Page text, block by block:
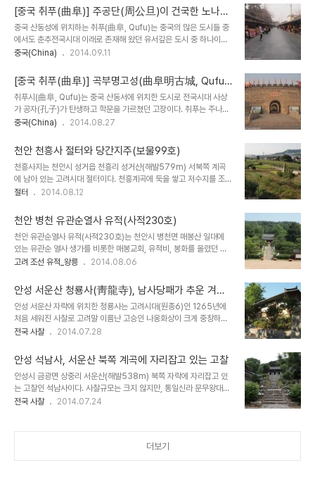
독일이 자리잡았던 지역으로 유럽도시의 기차역처럼 ..
드는 출입문이며, 그 앞에는 왕실 친인척관련 업무를 담당하는 관청인
종친부가 있었다. 일제강점기에 이곳에 현대식 병원이 들어서고 한국
전쟁이후 육군통합병원과 기무사령부가 자리잡고 있었다. 기무사령부
가 떠나간 후 2010년 착공하여 3년간의 공사끝에 2013년에 개관하
였다고 한다. 미술관 건물들은 조선의 법궁이었던 경복궁과 서울의 전
존 건물들을 리모델링한 것 같은 분위기를 주면서 전시공간에..
[중국 취푸(曲阜)] 주공단(周公旦)이 건국한 노나라
(魯國)의 도읍
중국 산동성에 위치하는 취푸(曲阜, Qufu)는 중국의 많은 도시들 중
에서도 춘추전국시대 이래로 존재해 왔던 유서깊은 도시 중 하나이다.
이 도시는 주나라 무왕이 주왕조를 열었을때 큰 공을 세웠던 무왕의 동
곳이다. 취푸는 춘추전국시대 약870년간 노나라의 수도였으며, 공자
가 이곳에 살면서 후학을 양성하였던 곳이다. 전국시대 이후에도 역대
왕조의 후원을 받아 왔기때문에 춘추전국시대 도시의 모습이 잘 남아
있다. 도시는 약12km에 이르는 성벽으로 둘러져 있으며, 성의 서남쪽
에는 궁전과 사당 등이 있는 내성(內城), 성의 동쪽은 군영, 성의 북쪽
는 에 따라 , 등의 규범이 잘 ..
중국(China) 2014.09.11
[중국 취푸(曲阜)] 곡부명고성(曲阜明古城, Qufu
Minggucheng), 명나라때 쌓은 읍성
취푸시(曲阜, Qufu)는 중국 산동서에 위치한 도시로 전국시대 사상
가 공자(孔子)가 탄생하고 학문을 가르쳤던 고장이다. 취푸는 주나라
무왕의 동생인 주공단(周公旦)이 건국한 제후국 노국(魯國)의 도읍
로 1994년 유네스코문화유산으로 등재된 공자의 사당인 공묘(孔
廟), 공자후손들의 저택이자 관아건물인 공부(公府), 공자와 후손들
의 무덤인 공림(空林)을 비롯하여 많은 유적지들이 도시내에 산재해
있다. 취푸시는 공자유적지로 역대왕조의 후원을 받아 왔으며, 송나라
이후 공자의 장손은 연성공(衍圣公) 지위를 부여받았다. 연성공은 공
고 곡부지역을 다스리는 제후의 지위였다. 취푸시는 ..
중국(China) 2014.08.27
천안 천흥사 절터와 당간지주(보물99호)
천흥사지는 천안시 성거읍 천흥리 성거산(해발579m) 서북쪽 계곡
에 남아 있는 고려시대 절터이다. 천흥계곡에 둑을 쌓고 저수지를 조성
하면서 절터의 흔적은 거의 남아 있지 않다. 천흥리 마을 입구에 남아
석탑(보물354호)이 이곳에 절터였음을 말해주고 있다. 천흥사 창건
과 내력에 대한 기록은 남아 있지 않지만, 중앙박물관에서 소장.전시중
인 천흥사지 동종(국보280호)에 고려 현종 원년(1010)에 주조한 천
흥사 종이라는 글이 남아 있다. 기록에는 없지만 당간지주나 오층석탑
의 형태 등으로 볼 때 고려가 건국되었던 시기에 중요한 역할을 했던
없지만 사찰입구에 세웠던 당간지주와 ..
절터 2014.08.12
천안 병천 유관순열사 유적(사적230호)
천안 유관순열사 유적(사적230호)는 천안시 병천면 매봉산 일대에
있는 유관순 열사 생가를 비롯한 매봉교회, 유적비, 봉화를 올렸던 봉
화터 등이 있다. 매봉산은 아우내 장터가 있는 병천면 소재지에서 동쪽
의 생가터와 매봉교회가 있고, 정상에는 3.1만세운동 당시 봉화를 올
렸던 봉화대터가 있다. 천안시 병천면 일대에는 삼일만세운동이 일어
났던 아우내장터를 비롯하여, 유관순열사 유적지, 1980년대에 세워
진 독립기념관, 해방 이후 정치에 큰 역할을 했던 유석 조병옥 생가터
가 있어 일제강점기 독립운동의 발자취를 살펴볼 수 있는 여행지로 많
시 병천면 탑원리 이곳은 기미년 독립운..
고려 조선 유적_왕릉 2014.08.06
안성 서운산 청룡사(靑龍寺), 남사당패가 추운 겨울
을 보냈던 곳
안성 서운산 자락에 위치한 청룡사는 고려시대(원종6)인 1265년에
처음 세워진 사찰로 고려말 이름난 고승인 나옹화상이 크게 중창하면
서 청룡사라 불렀다고 한다. 나옹선사가 중창한 이후 그 명맥을 유지해
춘 것으로 보인다. 또한 1900년대부터는 남사당패의 근거지가 되었
으며, 부근에 지금도 남사당마을이 있다. 남사당패는 봄부터 가을까지
안성장터를 비롯하여 전국 각지 장터에서 공연을 하면서 생활을 하다
가 추운 겨울에 이곳 남사당 마을로 돌아와 지냈다고 한다. 청룡사에는
문화재로 지정된 여러 유물들을 소장하고 있다. 주불전인 대웅전(보물
전국 사찰 2014.07.28
안성 석남사, 서운산 북쪽 계곡에 자리잡고 있는 고찰
안성시 금광면 상중리 서운산(해발538m) 북쪽 자락에 자리잡고 있
는 고찰인 석남사이다. 사찰규모는 크지 않지만, 통일신라 문무왕대인
680년 석선이 창건하였다고 전해지는 고찰이다. 고려 광종의 아들
거쳐가면서 많은 참선승이 머물렀던 수행도량이었다고 한다. 부근에
전국 사찰 2014.07.24
더보기